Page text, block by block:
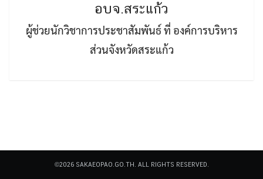
Search
อบจ.สระแก้ว
ผู้ช่วยนักวิชาการประชาสัมพันธ์ ที่ องค์การบริหาร
ส่วนจังหวัดสระแก้ว
©2026 SAKAEOPAO.GO.TH. ALL RIGHTS RESERVED.